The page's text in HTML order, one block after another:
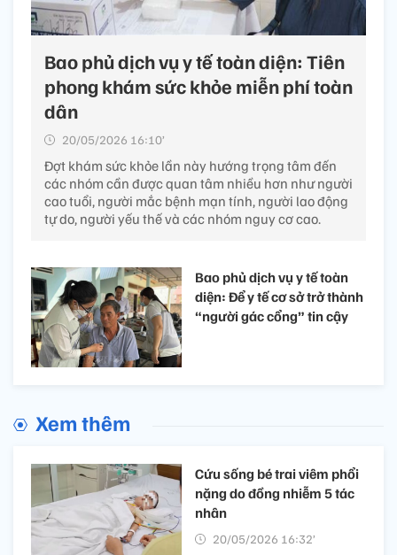
Bao phủ dịch vụ y tế toàn diện: Tiên
phong khám sức khỏe miễn phí toàn
dân
20/05/2026 16:10’
Đợt khám sức khỏe lần này hướng trọng tâm đến
các nhóm cần được quan tâm nhiều hơn như người
cao tuổi, người mắc bệnh mạn tính, người lao động
tự do, người yếu thế và các nhóm nguy cơ cao.
Bao phủ dịch vụ y tế toàn
diện: Để y tế cơ sở trở thành
“người gác cổng” tin cậy
Xem thêm
Cứu sống bé trai viêm phổi
nặng do đồng nhiễm 5 tác
nhân
20/05/2026 16:32’